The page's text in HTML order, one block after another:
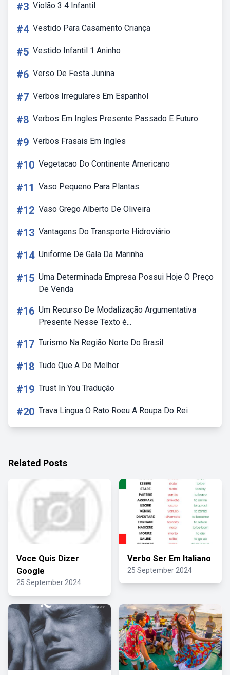
#3 Violão 3 4 Infantil
#4 Vestido Para Casamento Criança
#5 Vestido Infantil 1 Aninho
#6 Verso De Festa Junina
#7 Verbos Irregulares Em Espanhol
#8 Verbos Em Ingles Presente Passado E Futuro
#9 Verbos Frasais Em Ingles
#10 Vegetacao Do Continente Americano
#11 Vaso Pequeno Para Plantas
#12 Vaso Grego Alberto De Oliveira
#13 Vantagens Do Transporte Hidroviário
#14 Uniforme De Gala Da Marinha
#15 Uma Determinada Empresa Possui Hoje O Preço
De Venda
#16 Um Recurso De Modalização Argumentativa
Presente Nesse Texto é...
#17 Turismo Na Região Norte Do Brasil
#18 Tudo Que A De Melhor
#19 Trust In You Tradução
#20 Trava Lingua O Rato Roeu A Roupa Do Rei
Related Posts
Voce Quis Dizer
Google
25 September 2024
Verbo Ser Em Italiano
25 September 2024